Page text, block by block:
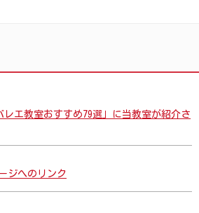
ム
レエ教室おすすめ79選」に当教室が紹介さ
ジへのリンク